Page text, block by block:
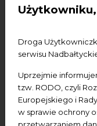
Użytkowniku,
Droga
serwisu
Uprzejmie
tzw. RODO, czyli
Europejskiego i Rady
w sprawie ochrony
przetwarzaniem
Konferencje
Warsztaty
Spotkania